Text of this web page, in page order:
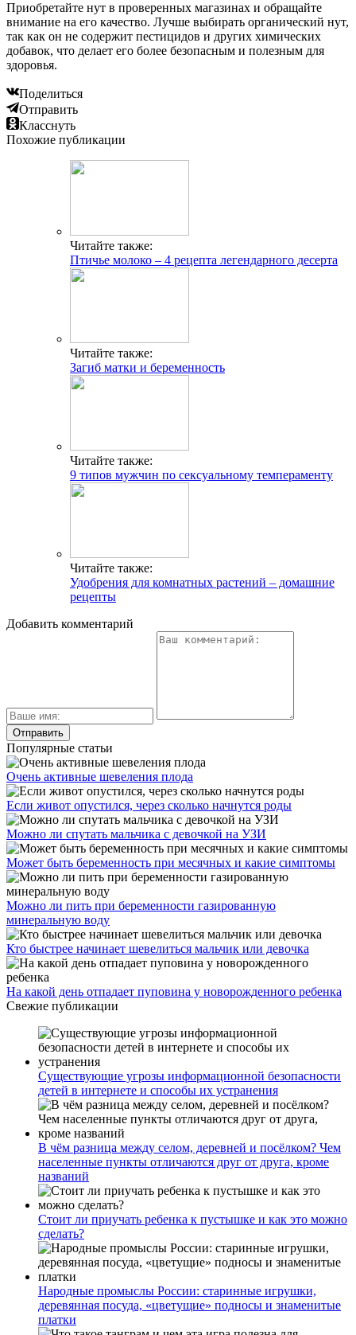
Приобретайте нут в проверенных магазинах и обращайте
внимание на его качество. Лучше выбирать органический нут,
так как он не содержит пестицидов и других химических
добавок, что делает его более безопасным и полезным для
здоровья.
Поделиться
Отправить
Класснуть
Похожие публикации
Читайте также:
Птичье молоко – 4 рецепта легендарного десерта
Читайте также:
Загиб матки и беременность
Читайте также:
9 типов мужчин по сексуальному темпераменту
Читайте также:
Удобрения для комнатных растений – домашние
рецепты
Добавить комментарий
Популярные статьи
Очень активные шевеления плода
Если живот опустился, через сколько начнутся роды
Можно ли спутать мальчика с девочкой на УЗИ
Может быть беременность при месячных и какие симптомы
Можно ли пить при беременности газированную
минеральную воду
Кто быстрее начинает шевелиться мальчик или девочка
На какой день отпадает пуповина у новорожденного ребенка
Свежие публикации
Существующие угрозы информационной безопасности
детей в интернете и способы их устранения
В чём разница между селом, деревней и посёлком? Чем
населенные пункты отличаются друг от друга, кроме
названий
Стоит ли приучать ребенка к пустышке и как это можно
сделать?
Народные промыслы России: старинные игрушки,
деревянная посуда, «цветущие» подносы и знаменитые
платки